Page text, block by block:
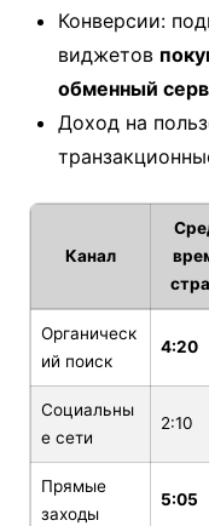
Конверсии:
виджетов
обменный
Доход на
Канал
Органическ
ий поиск
4:20
Социальны
е сети
2:10
Прямые
заходы
5:05